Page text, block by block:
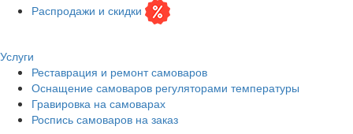
Распродажи и скидки
Услуги
Реставрация и ремонт самоваров
Оснащение самоваров регуляторами температуры
Гравировка на самоварах
Роспись самоваров на заказ